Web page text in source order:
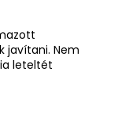
javítani. Nem
leteltét